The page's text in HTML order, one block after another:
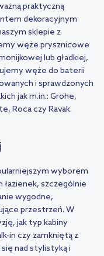
praktyczną
dekoracyjnym
sklepie z
węże prysznicowe
lub gładkiej,
węże do baterii
i sprawdzonych
jak m.in.: Grohe,
Roca czy Ravak.
wyborem
szczególnie
wygodne,
przestrzeń. W
jak typ kabiny
in czy zamkniętą z
nad stylistyką i